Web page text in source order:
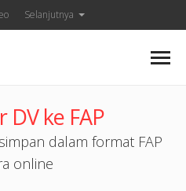
Selanjutnya
DV ke FAP
dalam format FAP
online